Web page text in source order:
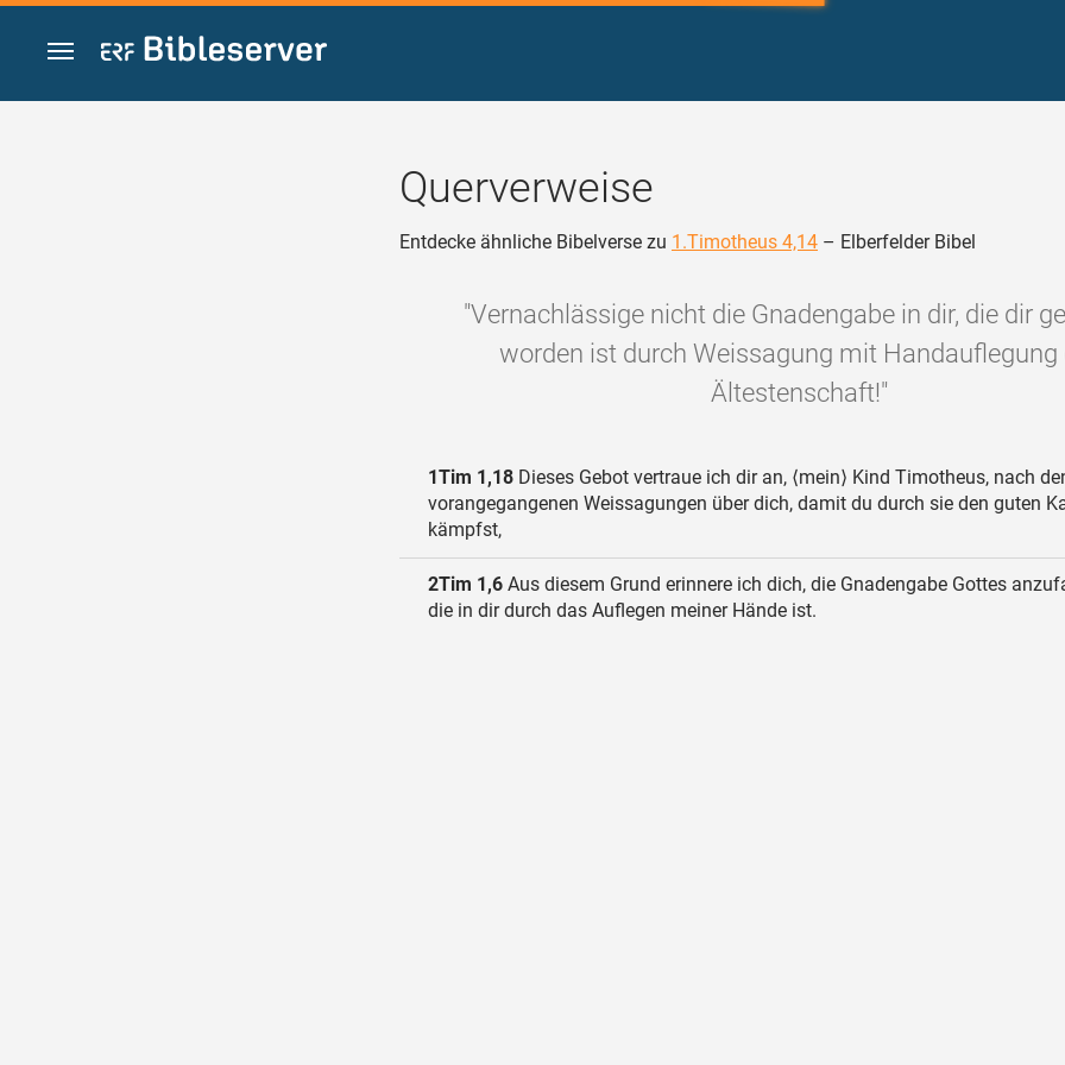
Zum Inhalt springen
Querverweise
Entdecke ähnliche Bibelverse zu 1.Timotheus 4,14 – Elberfelder Bibel
"Vernachlässige nicht die Gnadengabe in dir, die dir
worden ist durch Weissagung mit Handauflegung
Ältestenschaft!"
1Tim 1,18 Dieses Gebot vertraue ich dir an, ⟨mein⟩ Kind Timotheus, nach
vorangegangenen Weissagungen über dich, damit du durch sie den guten
kämpfst,
2Tim 1,6 Aus diesem Grund erinnere ich dich, die Gnadengabe Gottes
die in dir durch das Auflegen meiner Hände ist.